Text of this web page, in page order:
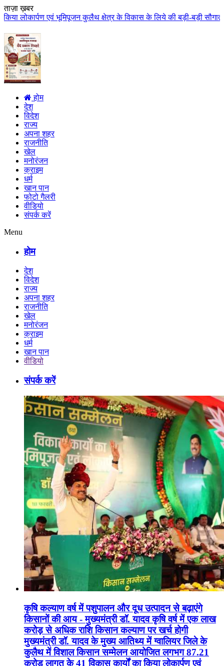
ताज़ा ख़बर
कुलैथ क्षेत्र के विकास के लिये की बड़ी-बड़ी सौगातों की घोषणा कुलैथ
होम
देश
विदेश
राज्य
अपना शहर
राजनीति
खेल
मनोरंजन
क्राइम
धर्म
खान पान
फोटो गैलरी
वीडियो
संपर्क करें
Menu
होम
देश
विदेश
राज्य
अपना शहर
राजनीति
खेल
मनोरंजन
क्राइम
धर्म
खान पान
वीडियो
संपर्क करें
कृषि कल्याण वर्ष में पशुपालन और दूध उत्पादन से बढ़ाएंगे
किसानों की आय - मुख्यमंत्री डॉ. यादव कृषि वर्ष में एक लाख
करोड़ से अधिक राशि किसान कल्याण पर खर्च होगी
मुख्यमंत्री डॉ. यादव के मुख्य आतिथ्य में ग्वालियर जिले के
कुलैथ में विशाल किसान सम्मेलन आयोजित लगभग 87.21
करोड़ लागत के 41 विकास कार्यों का किया लोकार्पण एवं